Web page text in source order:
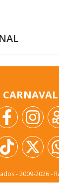
- 2009-2026-